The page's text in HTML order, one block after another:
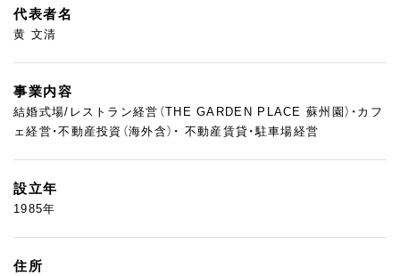
代表者名
黄 文清
事業内容
結婚式場/レストラン経営（THE GARDEN PLACE 蘇州園）・カフ
ェ経営・不動産投資（海外含）・ 不動産賃貸・駐車場経営
設立年
1985年
住所